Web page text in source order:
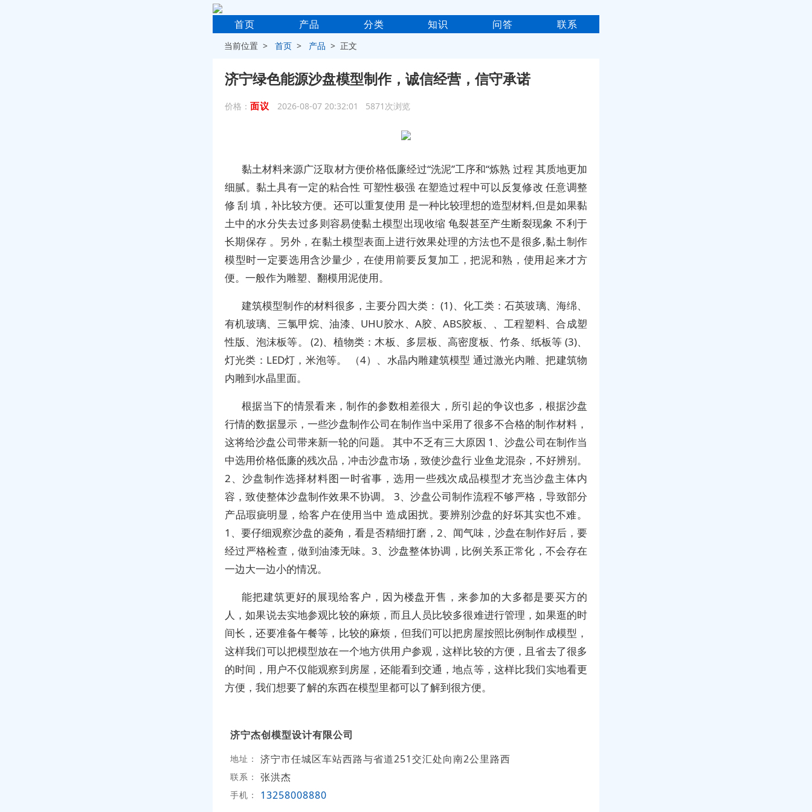
首页 产品 分类 知识 问答 联系
当前位置 >首页 > 产品 > 正文
济宁绿色能源沙盘模型制作，诚信经营，信守承诺
价格： 面议 2026-08-07 20:32:01 5871次浏览
黏土材料来源广泛取材方便价格低廉经过“洗泥”工序和“炼熟 过程 其质地更加
细腻。黏土具有一定的粘合性 可塑性极强 在塑造过程中可以反复修改 任意调整
修 刮 填，补比较方便。还可以重复使用 是一种比较理想的造型材料,但是如果黏
土中的水分失去过多则容易使黏土模型出现收缩 龟裂甚至产生断裂现象 不利于
长期保存 。另外，在黏土模型表面上进行效果处理的方法也不是很多,黏土制作
模型时一定要选用含沙量少，在使用前要反复加工，把泥和熟，使用起来才方
便。一般作为雕塑、翻模用泥使用。
建筑模型制作的材料很多，主要分四大类： (1)、化工类：石英玻璃、海绵、
有机玻璃、三氯甲烷、油漆、UHU胶水、A胶、ABS胶板、、工程塑料、合成塑
性版、泡沫板等。 (2)、植物类：木板、多层板、高密度板、竹条、纸板等 (3)、
灯光类：LED灯，米泡等。 （4）、水晶内雕建筑模型 通过激光内雕、把建筑物
内雕到水晶里面。
根据当下的情景看来，制作的参数相差很大，所引起的争议也多，根据沙盘
行情的数据显示，一些沙盘制作公司在制作当中采用了很多不合格的制作材料，
这将给沙盘公司带来新一轮的问题。 其中不乏有三大原因 1、沙盘公司在制作当
中选用价格低廉的残次品，冲击沙盘市场，致使沙盘行 业鱼龙混杂，不好辨别。
2、沙盘制作选择材料图一时省事，选用一些残次成品模型才充当沙盘主体内
容，致使整体沙盘制作效果不协调。 3、沙盘公司制作流程不够严格，导致部分
产品瑕疵明显，给客户在使用当中 造成困扰。要辨别沙盘的好坏其实也不难。
1、要仔细观察沙盘的菱角，看是否精细打磨，2、闻气味，沙盘在制作好后，要
经过严格检查，做到油漆无味。3、沙盘整体协调，比例关系正常化，不会存在
一边大一边小的情况。
能把建筑更好的展现给客户，因为楼盘开售，来参加的大多都是要买方的
人，如果说去实地参观比较的麻烦，而且人员比较多很难进行管理，如果逛的时
间长，还要准备午餐等，比较的麻烦，但我们可以把房屋按照比例制作成模型，
这样我们可以把模型放在一个地方供用户参观，这样比较的方便，且省去了很多
的时间，用户不仅能观察到房屋，还能看到交通，地点等，这样比我们实地看更
方便，我们想要了解的东西在模型里都可以了解到很方便。
济宁杰创模型设计有限公司
地址： 济宁市任城区车站西路与省道251交汇处向南2公里路西
联系： 张洪杰
手机： 13258008880